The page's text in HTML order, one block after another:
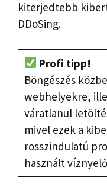
kiterjedtebb
DDoSing.
Profi tipp!
Böngészés
webhelyekre,
váratlanul
mivel ezek a
rosszindulatú
használt